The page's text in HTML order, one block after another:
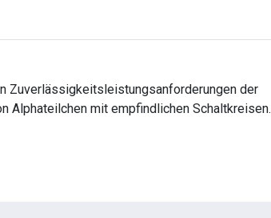
Zuverlässigkeitsleistungsanforderungen der
Alphateilchen mit empfindlichen Schaltkreisen.